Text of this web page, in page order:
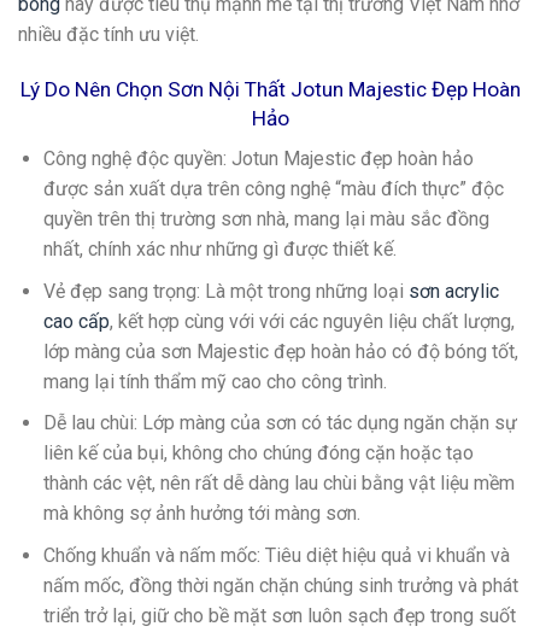
nhiều đặc tính ưu việt.
Lý Do Nên Chọn Sơn Nội Thất Jotun Majestic Đẹp Hoàn
Hảo
Công nghệ độc quyền: Jotun Majestic đẹp hoàn hảo
được sản xuất dựa trên công nghệ “màu đích thực” độc
quyền trên thị trường sơn nhà, mang lại màu sắc đồng
nhất, chính xác như những gì được thiết kế.
Vẻ đẹp sang trọng: Là một trong những loại sơn acrylic
cao cấp, kết hợp cùng với với các nguyên liệu chất lượng,
lớp màng của sơn Majestic đẹp hoàn hảo có độ bóng tốt,
mang lại tính thẩm mỹ cao cho công trình.
Dễ lau chùi: Lớp màng của sơn có tác dụng ngăn chặn sự
liên kế của bụi, không cho chúng đóng cặn hoặc tạo
thành các vệt, nên rất dễ dàng lau chùi bằng vật liệu mềm
mà không sợ ảnh hưởng tới màng sơn.
Chống khuẩn và nấm mốc: Tiêu diệt hiệu quả vi khuẩn và
nấm mốc, đồng thời ngăn chặn chúng sinh trưởng và phát
triển trở lại, giữ cho bề mặt sơn luôn sạch đẹp trong suốt